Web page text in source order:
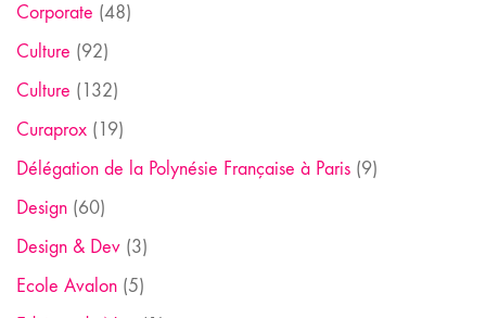
Corporate (48)
Culture (92)
Culture (132)
Curaprox (19)
Délégation de la Polynésie Française à Paris (9)
Design (60)
Design & Dev (3)
Ecole Avalon (5)